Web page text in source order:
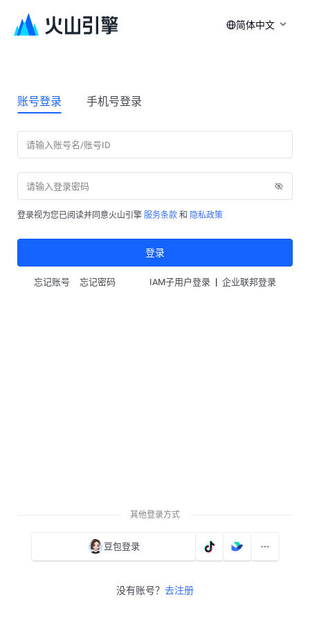
简体中文
账号登录 手机号登录
登录视为您已阅读并同意火山引擎 服务条款 和 隐私政策
登录
忘记账号 忘记密码 IAM子用户登录 | 企业联邦登录
其他登录方式
豆包登录
没有账号？ 去注册